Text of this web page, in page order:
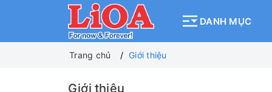
DANH MỤC
Trang chủ Giới thiệu
Giới thiệu